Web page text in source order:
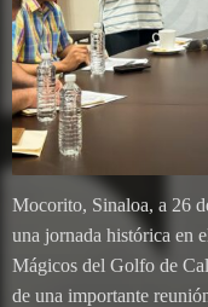
Mocorito, Sinaloa, a 26
una jornada histórica en
Mágicos del Golfo de
de una importante